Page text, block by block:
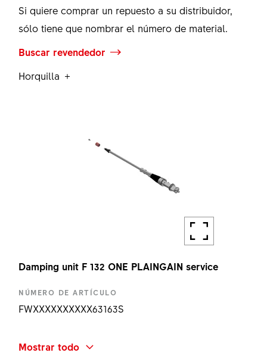
Si quiere comprar un repuesto a su distribuidor,
sólo tiene que nombrar el número de material.
Buscar revendedor
Horquilla
Damping unit F 132 ONE PLAINGAIN service
NÚMERO DE ARTÍCULO
FWXXXXXXXXXX63163S
F132 ONE PLAINGAIN DAMPING UNIT KIT
Mostrar todo